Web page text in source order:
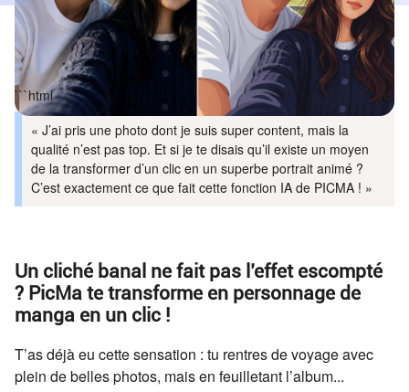
```html
« J’ai pris une photo dont je suis super content, mais la
qualité n’est pas top. Et si je te disais qu’il existe un moyen
de la transformer d’un clic en un superbe portrait animé ?
C’est exactement ce que fait cette fonction IA de PICMA ! »
Un cliché banal ne fait pas l’effet escompté
? PicMa te transforme en personnage de
manga en un clic !
T’as déjà eu cette sensation : tu rentres de voyage avec
plein de belles photos, mais en feuilletant l’album...